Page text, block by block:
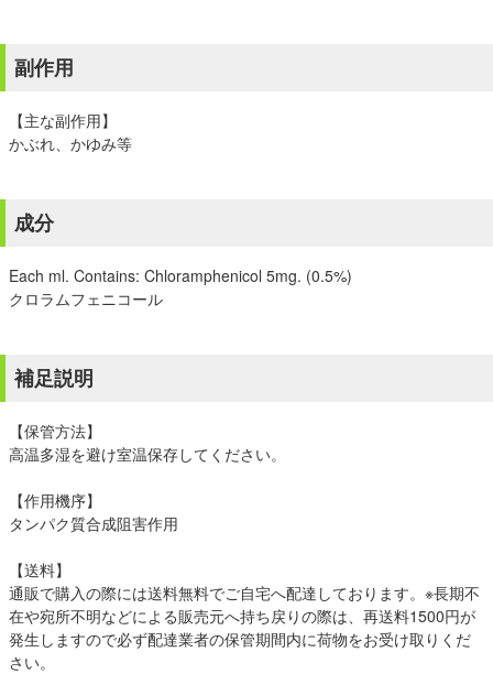
副作用
【主な副作用】
かぶれ、かゆみ等
成分
Each ml. Contains: Chloramphenicol 5mg. (0.5%)
クロラムフェニコール
補足説明
【保管方法】
高温多湿を避け室温保存してください。
【作用機序】
タンパク質合成阻害作用
【送料】
通販で購入の際には送料無料でご自宅へ配達しております。※長期不
在や宛所不明などによる販売元へ持ち戻りの際は、再送料1500円が
発生しますので必ず配達業者の保管期間内に荷物をお受け取りくだ
さい。